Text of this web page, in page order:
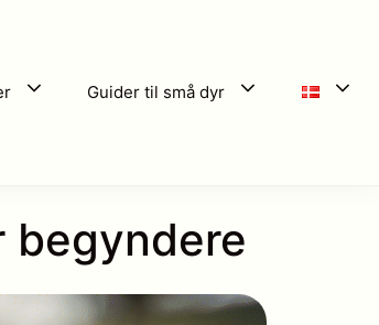
Guider til små dyr
begyndere